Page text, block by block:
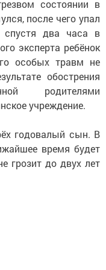
состоянии в
после чего упал
спустя два часа в
эксперта ребёнок
особых травм не
обострения
родителями
учреждение.
годовалый сын. В
время будет
грозит до двух лет